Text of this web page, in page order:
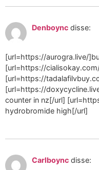
Denboync disse:
[url=https://aurogra.live/
[url=https://
[url=https://
[url=https://
counter in nz[/url]
hydrobromide high[/url]
Carlboync disse: